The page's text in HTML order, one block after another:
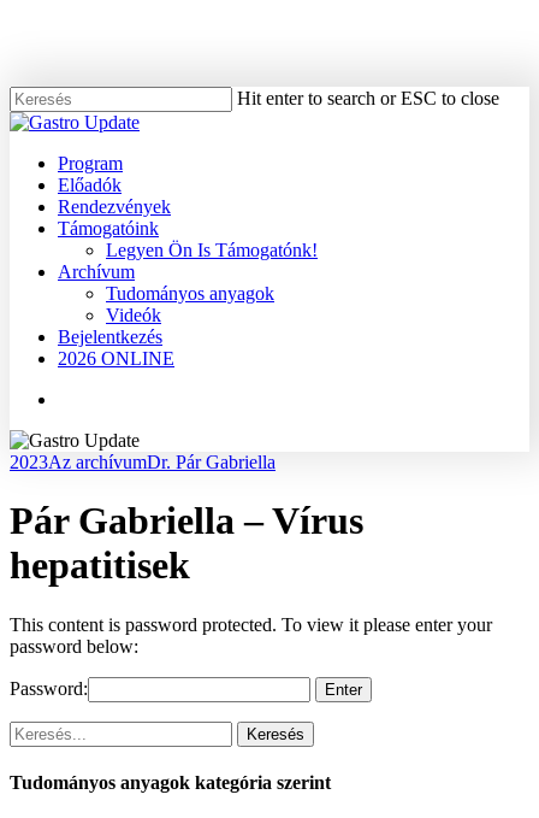
content
Hit enter to search or ESC to close
Close
Menu
Program
Előadók
Rendezvények
Támogatóink
Legyen Ön Is Támogatónk!
Archívum
Tudományos anyagok
Videók
Bejelentkezés
2026 ONLINE
2023Az archívumDr. Pár Gabriella
Pár Gabriella – Vírus
hepatitisek
This content is password protected. To view it please enter your
password below:
Password:
Keresés
Tudományos anyagok kategória szerint